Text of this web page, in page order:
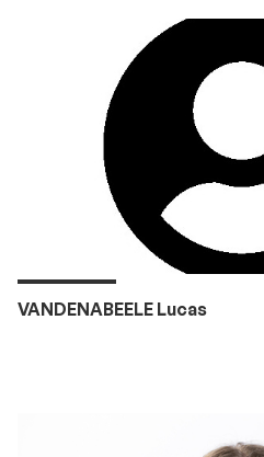
VANDENABEELE Lucas